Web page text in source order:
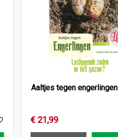
Aaltjes tegen engerlingen
€ 21,99